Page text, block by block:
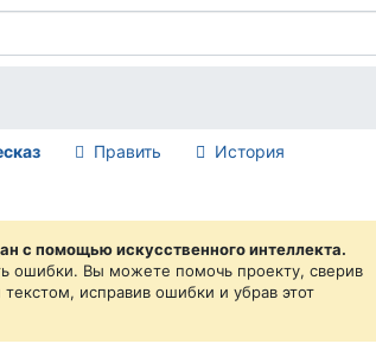
Править История
с помощью искусственного интеллекта.
ошибки. Вы можете помочь проекту, сверив
исправив ошибки и убрав этот